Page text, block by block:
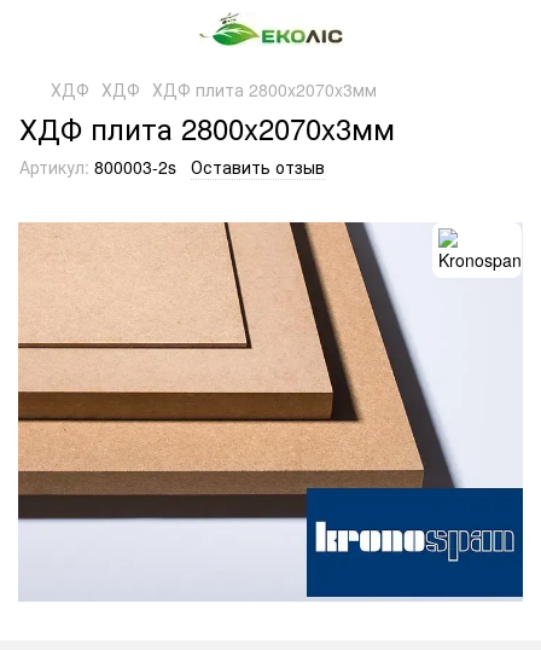
ХДФ ХДФ ХДФ плита 2800x2070x3мм
ХДФ плита 2800x2070x3мм
Артикул: 800003-2s Оставить отзыв